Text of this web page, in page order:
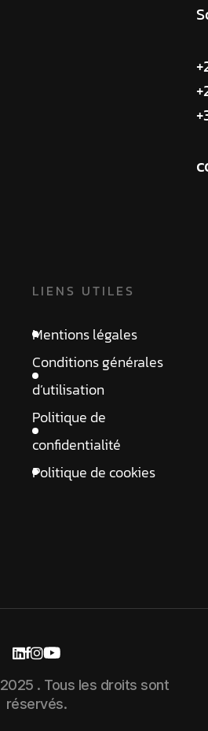
LIENS UTILES
Mentions légales
Conditions générales
d’utilisation
Politique de
confidentialité
Politique de cookies
2025 . Tous les droits sont
réservés.